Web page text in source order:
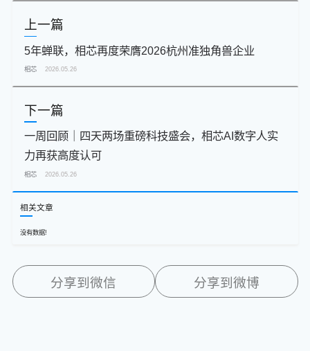
上一篇
5年蝉联，相芯再度荣膺2026杭州准独角兽企业
相芯 2026.05.26
下一篇
一周回顾｜四天两场重磅科技盛会，相芯AI数字人实
力再获高度认可
相芯 2026.05.26
相关文章
没有数据!
分享到微信 分享到微博